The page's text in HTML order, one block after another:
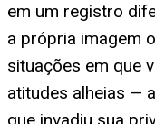
em um registro
a própria imagem
situações em que
atitudes alheias —
que invadiu sua